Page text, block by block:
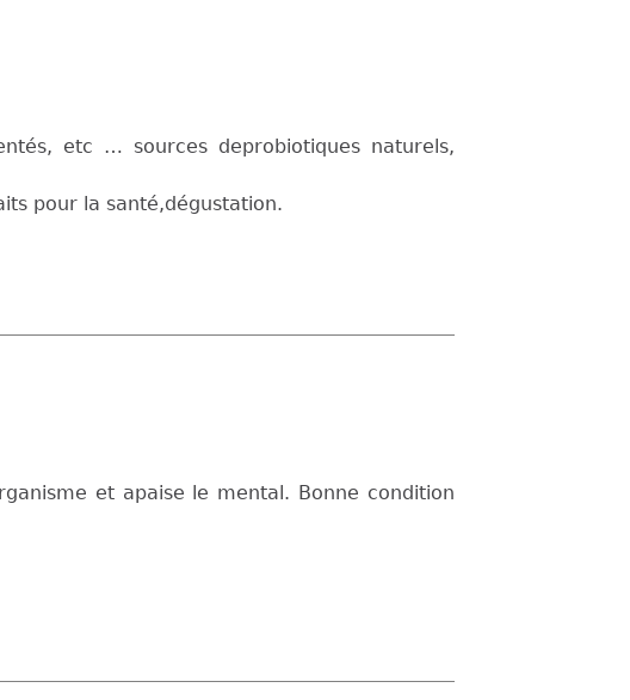
etc … sources deprobiotiques naturels,
pour la santé,dégustation.
et apaise le mental. Bonne condition